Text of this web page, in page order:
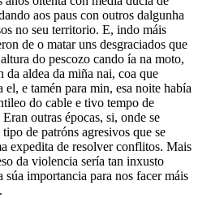
aos paus con outros dalgunha
no seu territorio. E, indo máis
de o matar uns desgraciados que
do pescozo cando ía na moto,
da aldea da miña nai, coa que
el, e tamén para min, esa noite había
do cable e tivo tempo de
outras épocas, si, onde se
de patróns agresivos que se
expedita de resolver conflitos. Mais
da violencia sería tan inxusto
importancia para nos facer máis